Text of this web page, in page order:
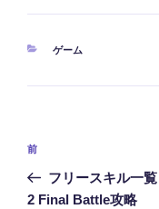
カ
ゲーム
投
ナ
前
の
投
前
フリースキル一
2 Final Battle攻略